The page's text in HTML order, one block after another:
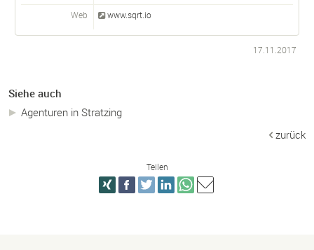
Web www.sqrt.io
17.11.2017
Siehe auch
Agenturen in Stratzing
zurück
Teilen